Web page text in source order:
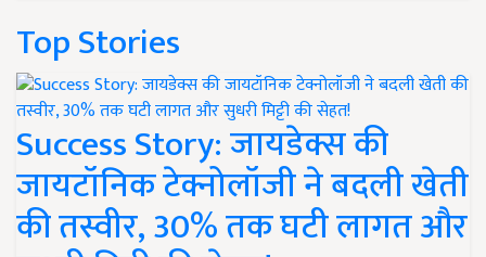
Top Stories
Success Story: जायडेक्स की
जायटॉनिक टेक्नोलॉजी ने बदली खेती
की तस्वीर, 30% तक घटी लागत और